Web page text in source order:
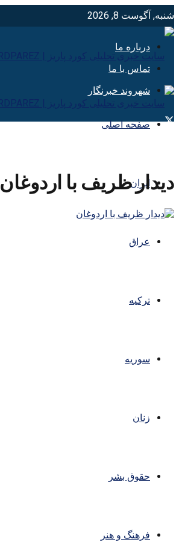
شنبه, آگوست 8, 2026
درباره ما
تماس با ما
شهروند خبرنگار
صفحه اصلی
ایران
عراق
ترکیه
سوریه
زنان
حقوق بشر
فرهنگ و هنر
دیدار ظریف با اردوغان